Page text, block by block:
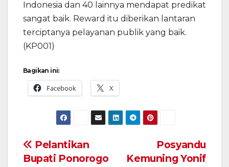
Indonesia dan 40 lainnya mendapat predikat
sangat baik. Reward itu diberikan lantaran
terciptanya pelayanan publik yang baik.
(KP001)
Bagikan ini:
Facebook X
Navigasi
Posyandu
Kemuning Yonif
Pelantikan
Bupati Ponorogo